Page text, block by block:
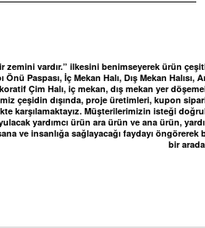
vardır.” ilkesini benimseyerek ürün
Paspası, İç Mekan Halı, Dış Mekan
Çim Halı, iç mekan, dış mekan yer
çeşidin dışında, proje üretimleri, kupon
karşılamaktayız. Müşterilerimizin isteği
yardımcı ürün ara ürün ve ana ürün,
ve insanlığa sağlayacağı faydayı
bir